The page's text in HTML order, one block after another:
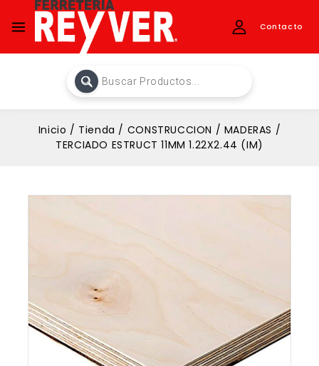
Contacto
Inicio / Tienda / CONSTRUCCION / MADERAS /
TERCIADO ESTRUCT 11MM 1.22X2.44 (IM)